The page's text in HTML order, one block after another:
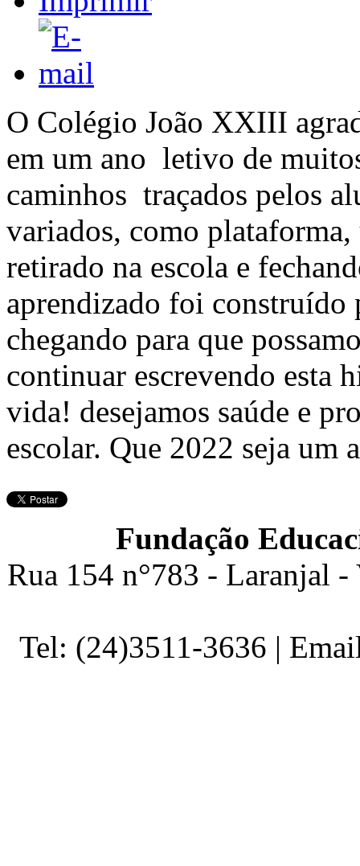
O Colégio João XXIII
em um ano letivo de
caminhos traçados pelos
variados, como
retirado na escola e
aprendizado foi construído
chegando para que
continuar escrevendo esta
vida! desejamos saúde e
escolar. Que 2022 seja um
Fundação
Rua 154 n°783 - Laranjal
Tel: (24)3511-3636 |